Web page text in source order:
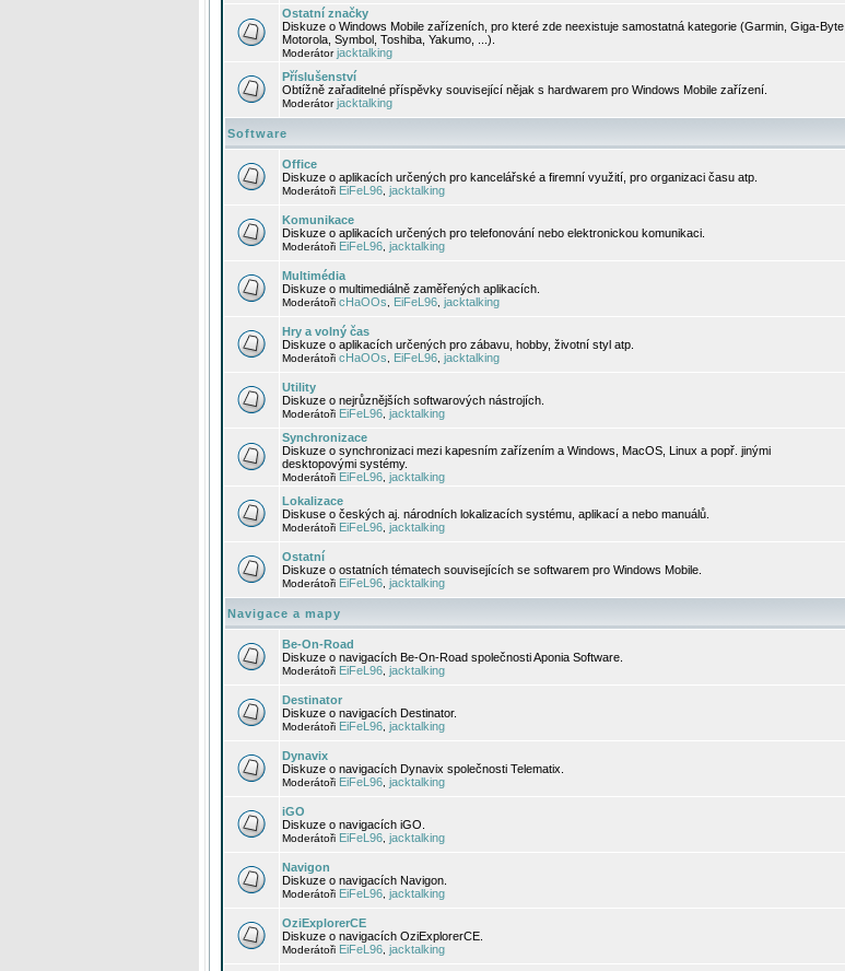
Ostatní značky
Diskuze o Windows Mobile zařízeních, pro které zde neexistuje samostatná kategorie (Garmin, Giga-Byte,
Motorola, Symbol, Toshiba, Yakumo, ...).
Moderátorjacktalking
Příslušenství
Obtížně zařaditelné příspěvky související nějak s hardwarem pro Windows Mobile zařízení.
Moderátorjacktalking
Software
Office
Diskuze o aplikacích určených pro kancelářské a firemní využití, pro organizaci času atp.
Moderátoři EiFeL96 jacktalking
Komunikace
Diskuze o aplikacích určených pro telefonování nebo elektronickou komunikaci.
Moderátoři EiFeL96 jacktalking
Multimédia
Diskuze o multimediálně zaměřených aplikacích.
Moderátoři cHaOOs EiFeL96 jacktalking
Hry a volný čas
Diskuze o aplikacích určených pro zábavu, hobby, životní styl atp.
Moderátoři cHaOOs EiFeL96 jacktalking
Utility
Diskuze o nejrůznějších softwarových nástrojích.
Moderátoři EiFeL96 jacktalking
Synchronizace
Diskuze o synchronizaci mezi kapesním zařízením a Windows, MacOS, Linux a popř. jinými
desktopovými systémy.
Moderátoři EiFeL96 jacktalking
Lokalizace
Diskuse o českých aj. národních lokalizacích systému, aplikací a nebo manuálů.
Moderátoři EiFeL96 jacktalking
Ostatní
Diskuze o ostatních tématech souvisejících se softwarem pro Windows Mobile.
Moderátoři EiFeL96 jacktalking
Navigace a mapy
Be-On-Road
Diskuze o navigacích Be-On-Road společnosti Aponia Software.
Moderátoři EiFeL96 jacktalking
Destinator
Diskuze o navigacích Destinator.
Moderátoři EiFeL96 jacktalking
Dynavix
Diskuze o navigacích Dynavix společnosti Telematix.
Moderátoři EiFeL96 jacktalking
iGO
Diskuze o navigacích iGO.
Moderátoři EiFeL96 jacktalking
Navigon
Diskuze o navigacích Navigon.
Moderátoři EiFeL96 jacktalking
OziExplorerCE
Diskuze o navigacích OziExplorerCE.
Moderátoři EiFeL96 jacktalking